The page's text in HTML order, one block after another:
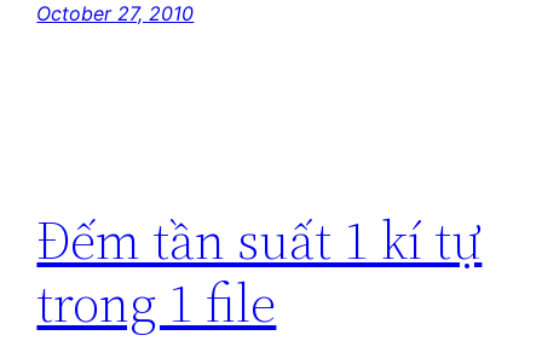
October 27, 2010
Đếm tần suất 1 kí tự
trong 1 file